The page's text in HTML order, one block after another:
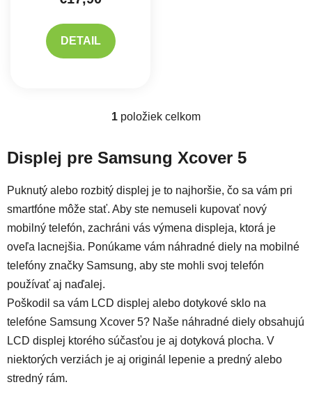
DETAIL
Ovládacie prvky výpisu
1 položiek celkom
Displej pre Samsung Xcover 5
Puknutý alebo rozbitý displej je to najhoršie, čo sa vám pri
smartfóne môže stať. Aby ste nemuseli kupovať nový
mobilný telefón, zachráni vás výmena displeja, ktorá je
oveľa lacnejšia. Ponúkame vám náhradné diely na mobilné
telefóny značky Samsung, aby ste mohli svoj telefón
používať aj naďalej.
Poškodil sa vám LCD displej alebo dotykové sklo na
telefóne Samsung Xcover 5? Naše náhradné diely obsahujú
LCD displej ktorého súčasťou je aj dotyková plocha. V
niektorých verziách je aj originál lepenie a predný alebo
stredný rám.